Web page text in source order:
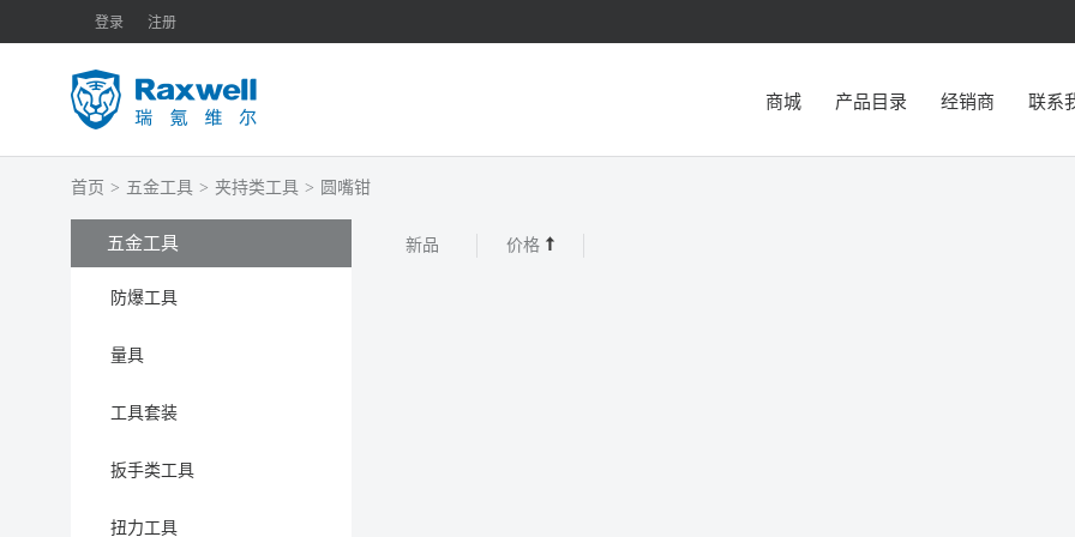
登录 注册
商城 产品目录 经销商 联系
首页 > 五金工具 > 夹持类工具 > 圆嘴钳
五金工具
防爆工具
量具
工具套装
扳手类工具
扭力工具
新品 价格